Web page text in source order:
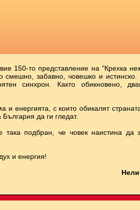
150-то представление на "Крехка
смешно, забавно, човешко и
синхрон. Както обикновено,
и енергията, с които обикалят
България да ги гледат.
така подбран, че човек наистина да
и енергия!